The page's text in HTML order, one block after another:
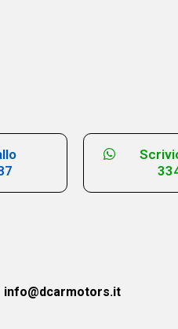
info@dcarmotors.it